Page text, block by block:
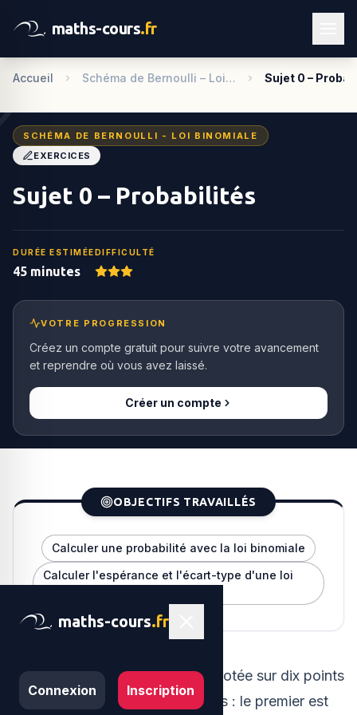
maths-cours.fr
maths-cours.fr
Connexion Inscription
Accueil Schéma de Bernoulli – Loi… Sujet 0 –
SCHÉMA DE BERNOULLI - LOI BINOMIALE
EXERCICES
Sujet 0 – Probabilités
DURÉE ESTIMÉE
45 minutes
DIFFICULTÉ
VOTRE PROGRESSION
Créez un compte gratuit pour suivre votre avancement
et reprendre où vous avez laissé.
Créer un compte
OBJECTIFS TRAVAILLÉS
Calculer une probabilité avec la loi binomiale
Calculer l'espérance et l'écart-type d'une loi
Dans un examen, une épreuve notée sur dix points
est constituée de deux exercices : le premier est